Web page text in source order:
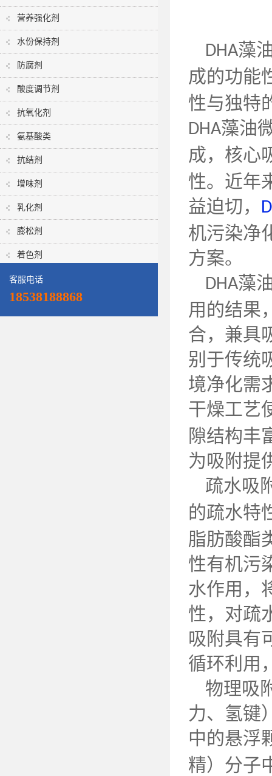
营养强化剂
水份保持剂
防腐剂
酸度调节剂
抗氧化剂
氨基酸类
抗结剂
增味剂
乳化剂
膨松剂
着色剂
客服电话
18538188868
DHA藻
成的功能
性与独特
DHA藻油
成，核心
性。近年
益迫切，
机污染净
方案。
DHA藻
用的结果
合，兼具
别于传统
境净化需
干燥工艺
隙结构丰
为吸附提
疏水吸
的疏水特
脂肪酸酯
性有机污
水作用，
性，对疏
吸附具有
循环利用
物理吸
力、氢键
中的悬浮
精）分子